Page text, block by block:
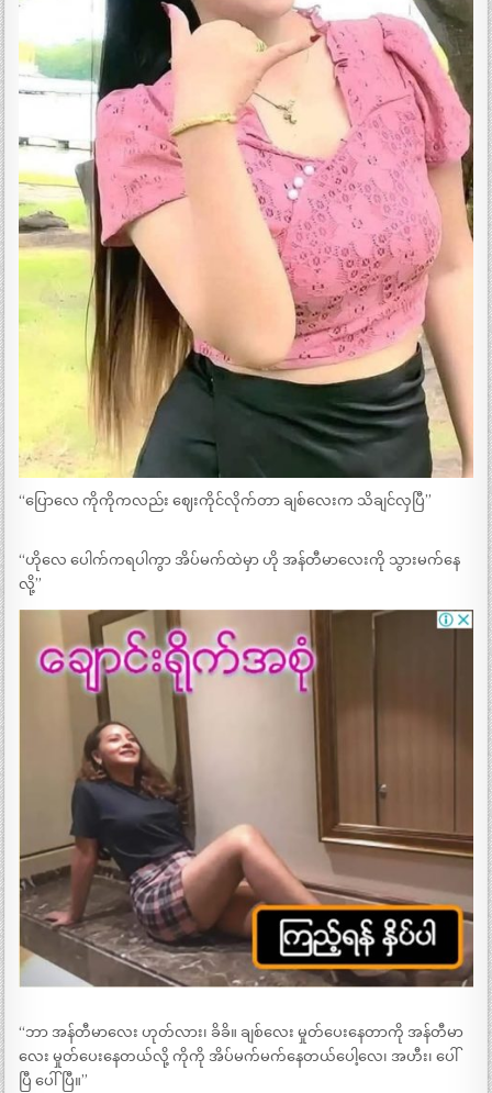
“ပြောလေ ကိုကိုကလည်း ဈေးကိုင်လိုက်တာ ချစ်လေးက သိချင်လှပြီ”
“ဟိုလေ ပေါက်ကရပါကွာ အိပ်မက်ထဲမှာ ဟို အန်တီမာလေးကို သွားမက်နေ
လို့”
“ဘာ အန်တီမာလေး ဟုတ်လား၊ ခိခိ။ ချစ်လေး မှုတ်ပေးနေတာကို အန်တီမာ
လေး မှုတ်ပေးနေတယ်လို့ ကိုကို အိပ်မက်မက်နေတယ်ပေါ့လေ၊ အဟီး၊ ပေါ်
ပြီ ပေါ်ပြီ။”